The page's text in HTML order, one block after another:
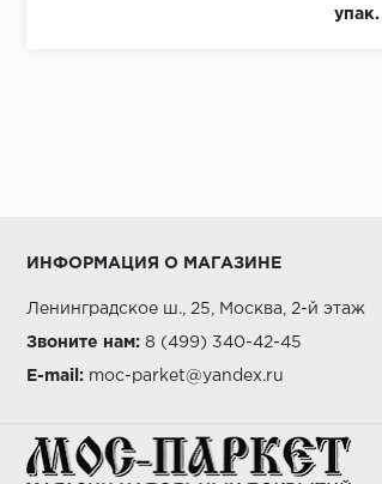
упак.
ИНФОРМАЦИЯ О МАГАЗИНЕ
Ленинградское ш., 25, Москва, 2-й этаж
Звоните нам: 8 (499) 340-42-45
E-mail: moc-parket@yandex.ru